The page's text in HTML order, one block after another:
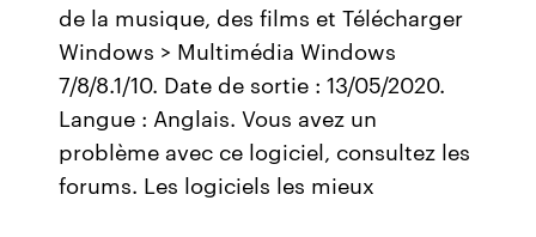
de la musique, des films et Télécharger
Windows > Multimédia Windows
7/8/8.1/10. Date de sortie : 13/05/2020.
Langue : Anglais. Vous avez un
problème avec ce logiciel, consultez les
forums. Les logiciels les mieux